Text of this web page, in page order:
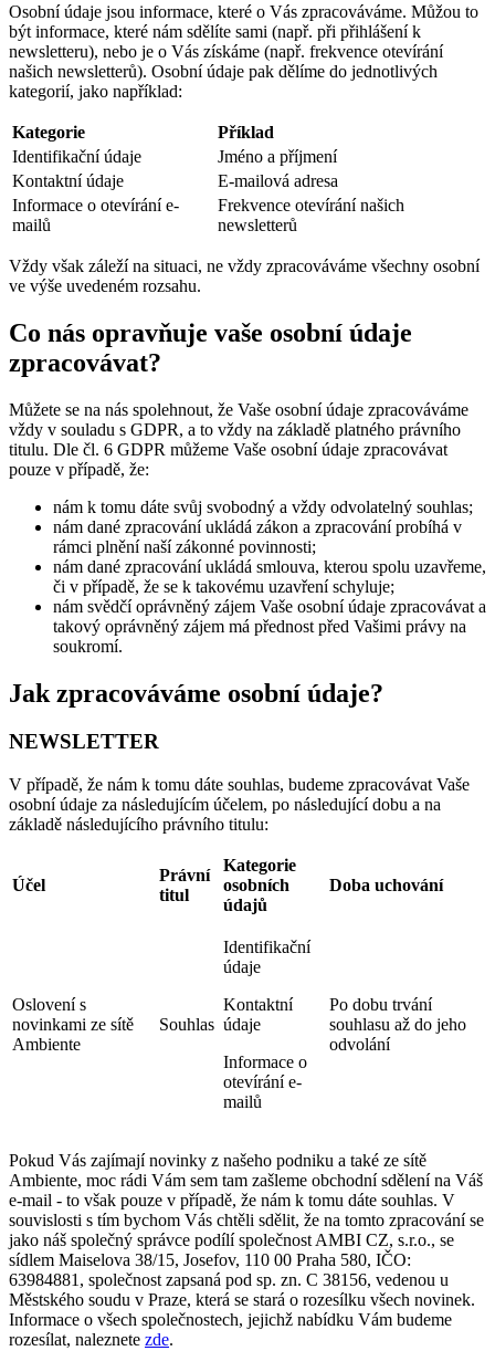
Osobní údaje jsou informace, které o Vás zpracováváme. Můžou to
být informace, které nám sdělíte sami (např. při přihlášení k
newsletteru), nebo je o Vás získáme (např. frekvence otevírání
našich newsletterů). Osobní údaje pak dělíme do jednotlivých
kategorií, jako například:
Kategorie
Příklad
Identifikační údaje
Jméno a příjmení
Kontaktní údaje
E-mailová adresa
Informace o otevírání e-
mailů
Frekvence otevírání našich
newsletterů
Vždy však záleží na situaci, ne vždy zpracováváme všechny osobní
ve výše uvedeném rozsahu.
Co nás opravňuje vaše osobní údaje
zpracovávat?
Můžete se na nás spolehnout, že Vaše osobní údaje zpracováváme
vždy v souladu s GDPR, a to vždy na základě platného právního
titulu. Dle čl. 6 GDPR můžeme Vaše osobní údaje zpracovávat
pouze v případě, že:
nám k tomu dáte svůj svobodný a vždy odvolatelný souhlas;
nám dané zpracování ukládá zákon a zpracování probíhá v
rámci plnění naší zákonné povinnosti;
nám dané zpracování ukládá smlouva, kterou spolu uzavřeme,
či v případě, že se k takovému uzavření schyluje;
nám svědčí oprávněný zájem Vaše osobní údaje zpracovávat a
takový oprávněný zájem má přednost před Vašimi právy na
soukromí.
Jak zpracováváme osobní údaje?
NEWSLETTER
V případě, že nám k tomu dáte souhlas, budeme zpracovávat Vaše
osobní údaje za následujícím účelem, po následující dobu a na
základě následujícího právního titulu:
Účel
Právní
titul
Kategorie
osobních
údajů
Doba uchování
Oslovení s
novinkami ze sítě
Ambiente
Souhlas
Identifikační
údaje
Kontaktní
údaje
Informace o
otevírání e-
mailů
Po dobu trvání
souhlasu až do jeho
odvolání
Pokud Vás zajímají novinky z našeho podniku a také ze sítě
Ambiente, moc rádi Vám sem tam zašleme obchodní sdělení na Váš
e-mail - to však pouze v případě, že nám k tomu dáte souhlas. V
souvislosti s tím bychom Vás chtěli sdělit, že na tomto zpracování se
jako náš společný správce podílí společnost AMBI CZ, s.r.o., se
sídlem Maiselova 38/15, Josefov, 110 00 Praha 580, IČO:
63984881, společnost zapsaná pod sp. zn. C 38156, vedenou u
Městského soudu v Praze, která se stará o rozesílku všech novinek.
Informace o všech společnostech, jejichž nabídku Vám budeme
rozesílat, naleznete zde.